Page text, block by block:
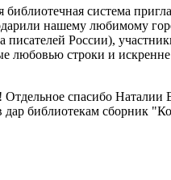
система
нашему любимому
России),
любовью строки и
спасибо Наталии
библиотекам сборник